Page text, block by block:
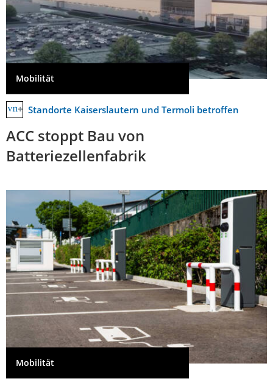
Mobilität
Standorte Kaiserslautern und Termoli betroffen
ACC stoppt Bau von
Batteriezellenfabrik
Mobilität